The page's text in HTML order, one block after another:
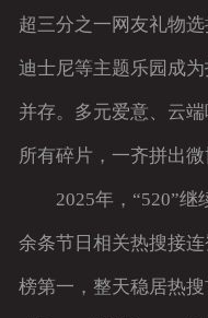
超三分之一网友礼物
迪士尼等主题乐园成
并存。多元爱意、云
所有碎片，一齐拼出微
2025年，“520”继
余条节日相关热搜接
榜第一，整天稳居热